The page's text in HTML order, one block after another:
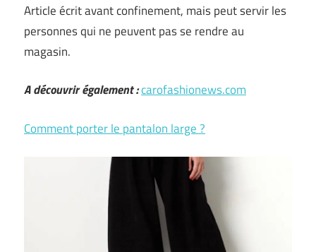
Article écrit avant confinement, mais peut servir les
personnes qui ne peuvent pas se rendre au
magasin.
A découvrir également :carofashionews.com
Comment porter le pantalon large ?